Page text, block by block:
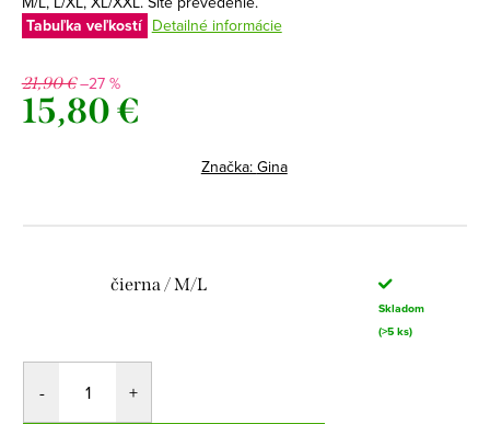
Tabuľka veľkostí Detailné informácie
21,90 €–27 %
15,80 €
Značka: Gina
čierna / M/L
Skladom
(>5 ks)